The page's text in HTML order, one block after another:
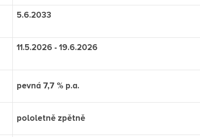
5.6.2033
11.5.2026 - 19.6.2026
pevná 7,7 % p.a.
pololetně zpětně